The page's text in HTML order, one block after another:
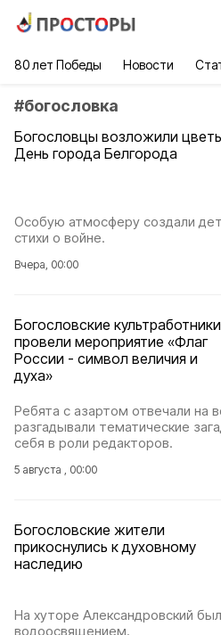
80 лет Победы Новости
#богословка
Богословцы возложили
День города Белгорода
Особую атмосферу создали
стихи о войне.
Вчера, 00:00
Богословские культработники
провели мероприятие «Флаг
России - символ величия и
духа»
Ребята с азартом отвечали на
разгадывали тематические
себя в роли редакторов.
5 августа , 00:00
Богословские жители
прикоснулись к духовному
наследию
На хуторе Александровский
водоосвящением.